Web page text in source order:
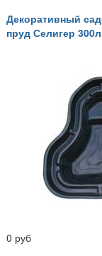
Декоративный
пруд Селигер
0 руб